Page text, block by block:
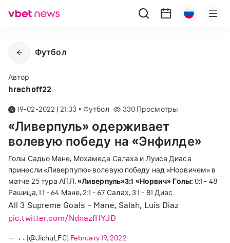
Футбол
Автор
hrachoff22
19-02-2022 | 21:33 • Футбол 330 Просмотры
«Ливерпуль» одерживает
волевую победу на «Энфилде»
Голы Садьо Мане, Мохамеда Салаха и Луиса Диаса
принесли «Ливерпулю» волевую победу над «Норвичем» в
матче 25 тура АПЛ.«Ливерпуль» 3:1 «Норвич» Голы: 0:1 - 48
Рашица, 1:1 - 64 Мане, 2:1 - 67 Салах, 3:1 - 81 Диас.
All 3 Supreme Goals ~ Mane, Salah, Luis Diaz
pic.twitter.com/NdnazfHYJD
— ࣪ ˖ ˖ (@JichuLFC) February 19, 2022